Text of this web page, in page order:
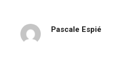
Pascale Espié